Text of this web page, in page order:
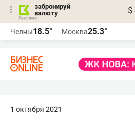
забронируй
валюту
$
Челны18.5° Москва25.3°
1 октября 2021